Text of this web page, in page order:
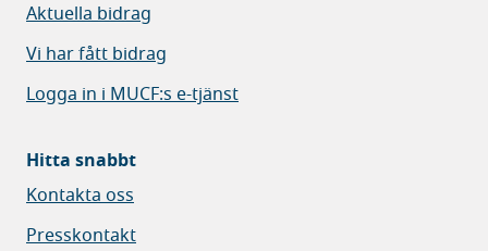
Aktuella bidrag
Vi har fått bidrag
Logga in i MUCF:s e-tjänst
Hitta snabbt
Kontakta oss
Presskontakt